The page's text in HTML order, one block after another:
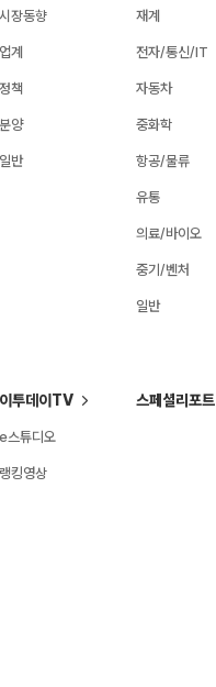
시장동향
업계
정책
분양
일반
재계
전자/통신/IT
자동차
중화학
항공/물류
유통
의료/바이오
중기/벤처
일반
이투데이TV
e스튜디오
랭킹영상
스페셜리포트